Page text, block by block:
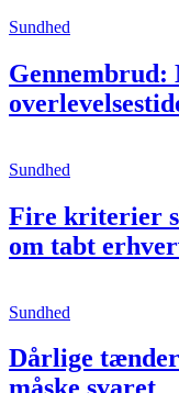
Sundhed
Sundhed
Fire kriterier
om tabt
Sundhed
Dårlige